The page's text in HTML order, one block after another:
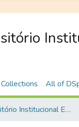
All of
Repositório Institucional EESC